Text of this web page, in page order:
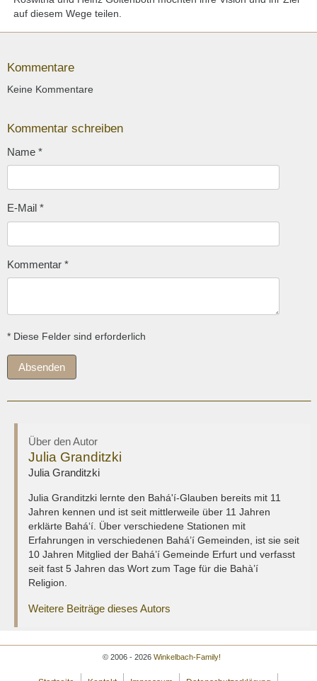
auf diesem Wege teilen.
Kommentare
Keine Kommentare
Kommentar schreiben
Name *
E-Mail *
Kommentar *
* Diese Felder sind erforderlich
Absenden
Über den Autor
Julia Granditzki
Julia Granditzki
Julia Granditzki lernte den Bahá'í-Glauben bereits mit 11
Jahren kennen und ist seit mittlerweile über 11 Jahren
erklärte Bahá‘í. Über verschiedene Stationen mit
Erfahrungen in verschiedenen Bahá’í Gemeinden, ist sie seit
10 Jahren Mitglied der Bahá’í Gemeinde Erfurt und verfasst
seit fast 5 Jahren das Wort zum Tage für die Bahà’í
Religion.
Weitere Beiträge dieses Autors
© 2006 - 2026 Winkelbach-Family!